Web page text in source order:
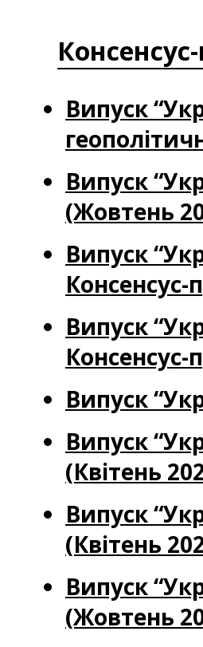
Випуск
Випуск
(Жовтень
Випуск
Консенсус-
Випуск
Консенсус-
Випуск
Випуск
(Квітень
Випуск
(Квітень
Випуск
(Жовтень